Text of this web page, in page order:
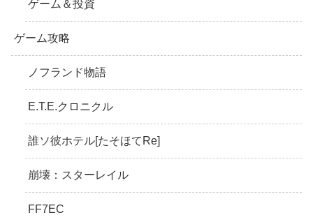
ゲーム＆投資
ゲーム攻略
ノフランド物語
E.T.E.クロニクル
誰ソ彼ホテル[たそほてRe]
崩壊：スターレイル
FF7EC